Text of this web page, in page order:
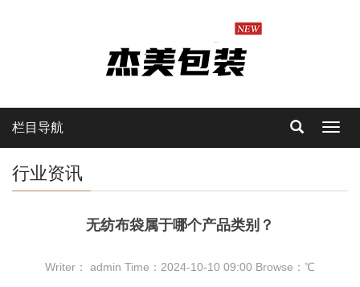
栏目导航
行业资讯
无纺布袋属于哪个产品类别？
Writer： admin Time：2024-10-10 09:00 Browse： ℃